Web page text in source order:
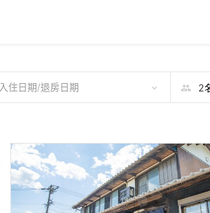
入住日期/退房日期